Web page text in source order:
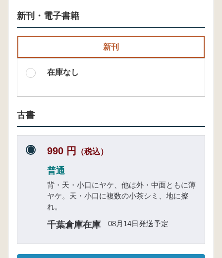
新刊・電子書籍
新刊
在庫なし
古書
990 円 （税込）
普通
背・天・小口にヤケ、他は外・中面ともに薄
ヤケ。天・小口に複数の小茶シミ、地に擦
れ。
千葉倉庫在庫 08月14日発送予定